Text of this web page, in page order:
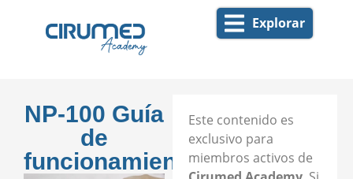
Explorar
NP-100 Guía
de
funcionamiento
Este contenido es
exclusivo para
miembros activos de